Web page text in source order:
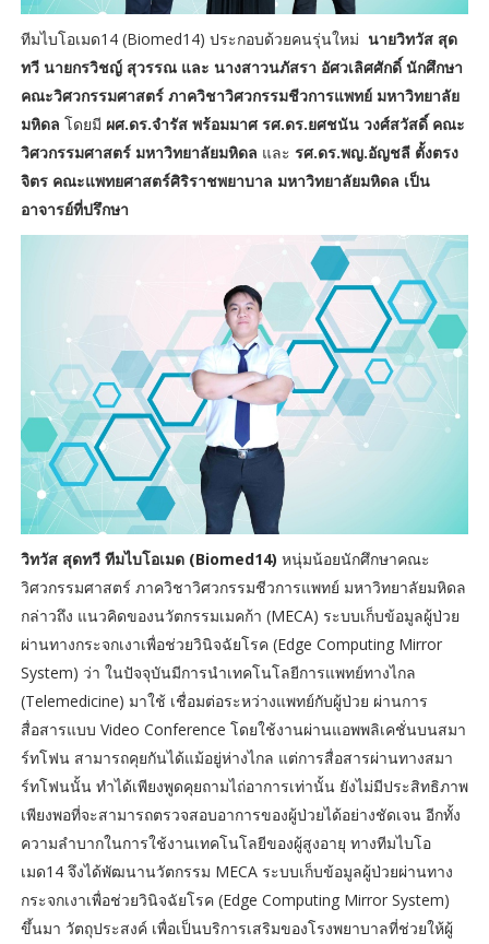
ทีมไบโอเมด14 (Biomed14) ประกอบด้วยคนรุ่นใหม่ นายวิทวัส สุด
ทวี นายกรวิชญ์ สุวรรณ และ นางสาวนภัสรา อัศวเลิศศักดิ์ นักศึกษา
คณะวิศวกรรมศาสตร์ ภาควิชาวิศวกรรมชีวการแพทย์ มหาวิทยาลัย
มหิดล โดยมี ผศ.ดร.จำรัส พร้อมมาศ รศ.ดร.ยศชนัน วงศ์สวัสดิ์ คณะ
วิศวกรรมศาสตร์ มหาวิทยาลัยมหิดล และ รศ.ดร.พญ.อัญชลี ตั้งตรง
จิตร คณะแพทยศาสตร์ศิริราชพยาบาล มหาวิทยาลัยมหิดล เป็น
อาจารย์ที่ปรึกษา
วิทวัส สุดทวี ทีมไบโอเมด (Biomed14) หนุ่มน้อยนักศึกษาคณะ
วิศวกรรมศาสตร์ ภาควิชาวิศวกรรมชีวการแพทย์ มหาวิทยาลัยมหิดล
กล่าวถึง แนวคิดของนวัตกรรมเมคก้า (MECA) ระบบเก็บข้อมูลผู้ป่วย
ผ่านทางกระจกเงาเพื่อช่วยวินิจฉัยโรค (Edge Computing Mirror
System) ว่า ในปัจจุบันมีการนำเทคโนโลยีการแพทย์ทางไกล
(Telemedicine) มาใช้ เชื่อมต่อระหว่างแพทย์กับผู้ป่วย ผ่านการ
สื่อสารแบบ Video Conference โดยใช้งานผ่านแอพพลิเคชั่นบนสมา
ร์ทโฟน สามารถคุยกันได้แม้อยู่ห่างไกล แต่การสื่อสารผ่านทางสมา
ร์ทโฟนนั้น ทำได้เพียงพูดคุยถามไถ่อาการเท่านั้น ยังไม่มีประสิทธิภาพ
เพียงพอที่จะสามารถตรวจสอบอาการของผู้ป่วยได้อย่างชัดเจน อีกทั้ง
ความลำบากในการใช้งานเทคโนโลยีของผู้สูงอายุ ทางทีมไบโอ
เมด14 จึงได้พัฒนานวัตกรรม MECA ระบบเก็บข้อมูลผู้ป่วยผ่านทาง
กระจกเงาเพื่อช่วยวินิจฉัยโรค (Edge Computing Mirror System)
ขึ้นมา วัตถุประสงค์ เพื่อเป็นบริการเสริมของโรงพยาบาลที่ช่วยให้ผู้